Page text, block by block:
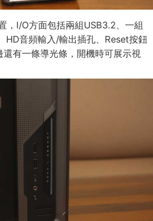
，I/O方面包括兩組USB3.2、一組
HD音頻輸入/輸出插孔、Reset按鈕
還有一條導光條，開機時可展示視